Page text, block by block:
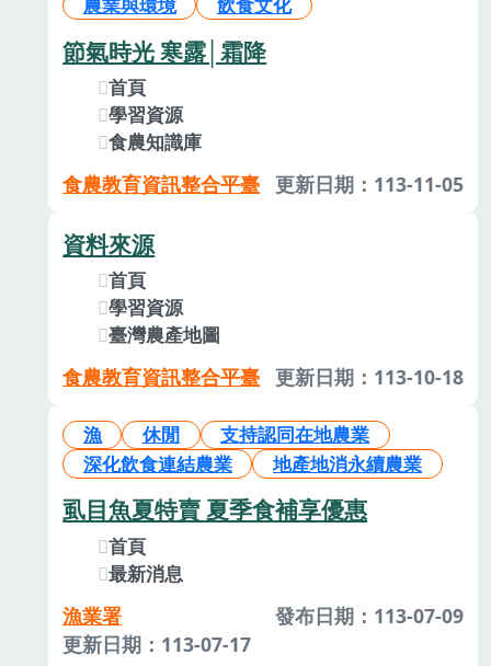
節氣時光 寒露│霜降
首頁
學習資源
食農知識庫
食農教育資訊整合平臺 更新日期：113-11-05
資料來源
首頁
學習資源
臺灣農產地圖
食農教育資訊整合平臺 更新日期：113-10-18
漁 休閒
支持認同在地農業
深化飲食連結農業
地產地消永續農業
虱目魚夏特賣 夏季食補享優惠
首頁
最新消息
漁業署
發布日期：113-07-09
更新日期：113-07-17